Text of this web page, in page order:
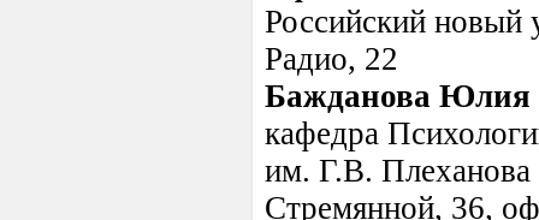
Российский новый
Радио, 22
Бажданова Юлия
кафедра
им. Г.В. Плеханова
Стремянной, 36,